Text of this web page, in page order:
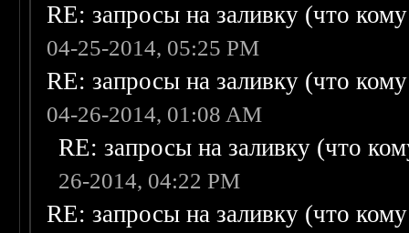
RE: запросы на заливку (что
04-25-2014, 05:25 PM
RE: запросы на заливку (что
04-26-2014, 01:08 AM
RE: запросы на заливку (что
26-2014, 04:22 PM
RE: запросы на заливку (что